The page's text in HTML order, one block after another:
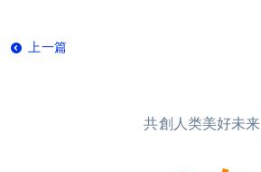
上一篇
共創人类美好未来